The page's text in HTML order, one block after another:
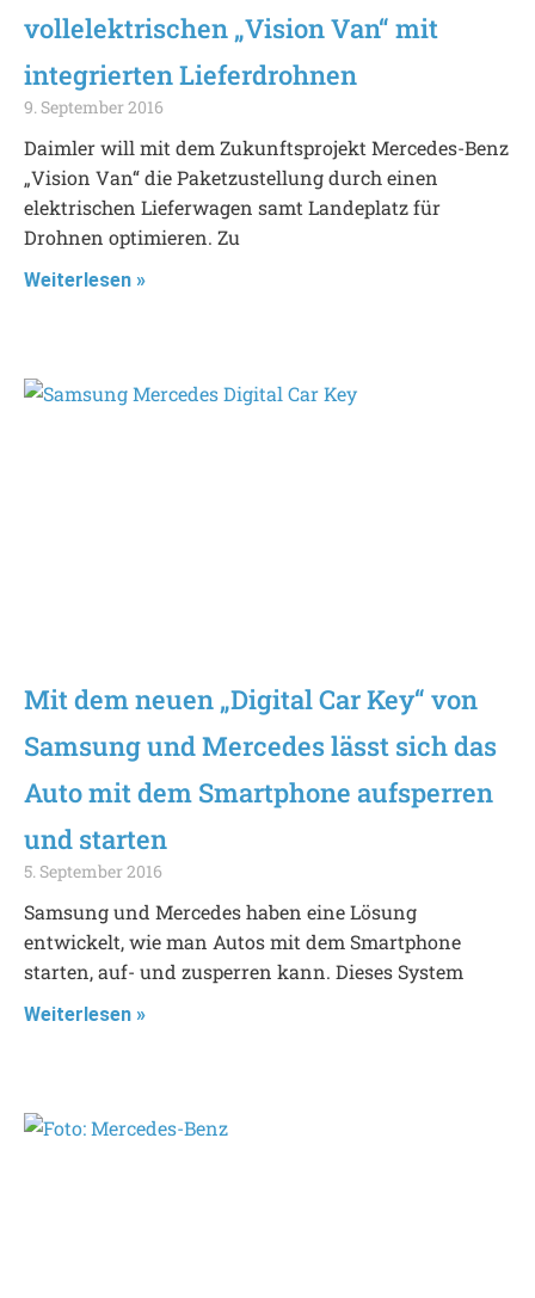
vollelektrischen „Vision Van“ mit
integrierten Lieferdrohnen
9. September 2016
Daimler will mit dem Zukunftsprojekt Mercedes-Benz
„Vision Van“ die Paketzustellung durch einen
elektrischen Lieferwagen samt Landeplatz für
Drohnen optimieren. Zu
Weiterlesen »
Mit dem neuen „Digital Car Key“ von
Samsung und Mercedes lässt sich das
Auto mit dem Smartphone aufsperren
und starten
5. September 2016
Samsung und Mercedes haben eine Lösung
entwickelt, wie man Autos mit dem Smartphone
starten, auf- und zusperren kann. Dieses System
Weiterlesen »